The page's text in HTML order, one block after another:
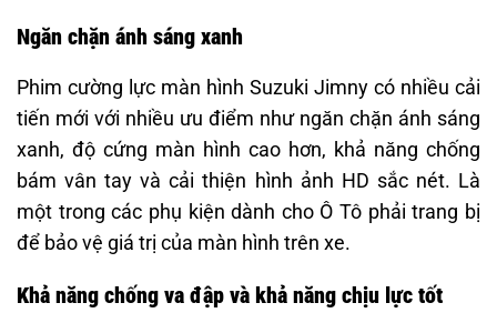
Ngăn chặn ánh sáng xanh
Phim cường lực màn hình Suzuki Jimny có nhiều cải
tiến mới với nhiều ưu điểm như ngăn chặn ánh sáng
xanh, độ cứng màn hình cao hơn, khả năng chống
bám vân tay và cải thiện hình ảnh HD sắc nét. Là
một trong các phụ kiện dành cho Ô Tô phải trang bị
để bảo vệ giá trị của màn hình trên xe.
Khả năng chống va đập và khả năng chịu lực tốt